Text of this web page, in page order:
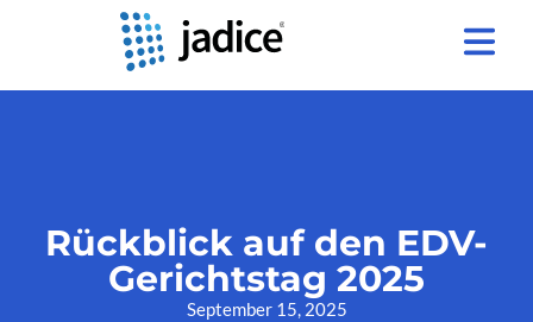
Rückblick auf den EDV-
Gerichtstag 2025
September 15, 2025